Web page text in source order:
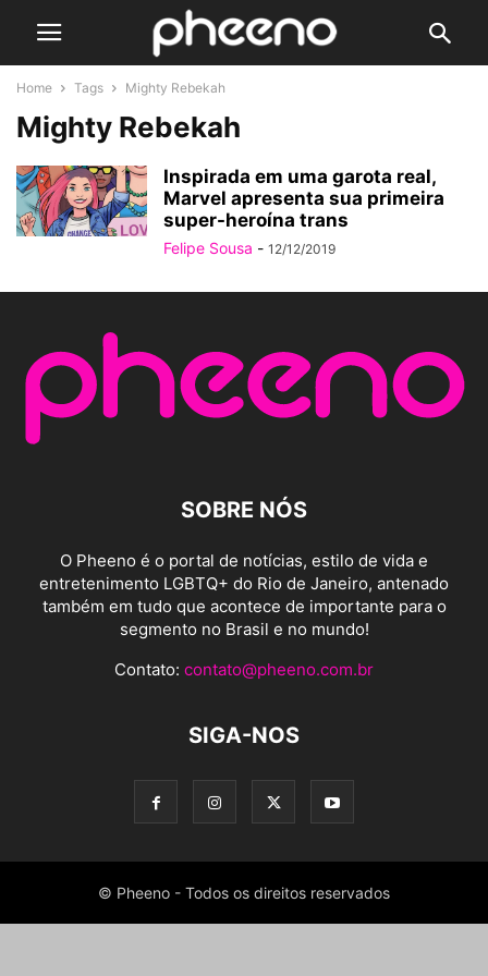
Home Tags Mighty Rebekah
Mighty Rebekah
Inspirada em uma garota real,
Marvel apresenta sua primeira
super-heroína trans
Felipe Sousa - 12/12/2019
SOBRE NÓS
O Pheeno é o portal de notícias, estilo de vida e
entretenimento LGBTQ+ do Rio de Janeiro, antenado
também em tudo que acontece de importante para o
segmento no Brasil e no mundo!
Contato: contato@pheeno.com.br
SIGA-NOS
© Pheeno - Todos os direitos reservados